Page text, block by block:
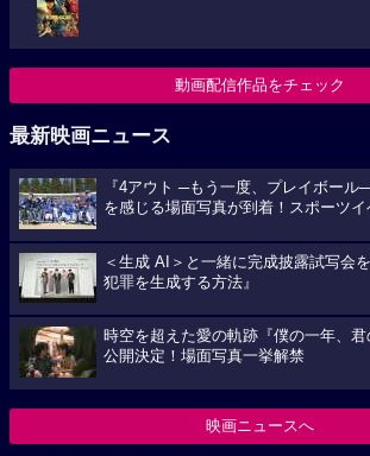
動画配信作品をチェック
最新映画ニュース
『4アウト ─もう一度、プレイボール
を感じる場面写真が到着！スポーツイ
＜生成 AI＞と一緒に完成披露試写会
犯罪を生成する方法』
時空を超えた愛の軌跡『僕の一年、
公開決定！場面写真一挙解禁
映画ニュースへ